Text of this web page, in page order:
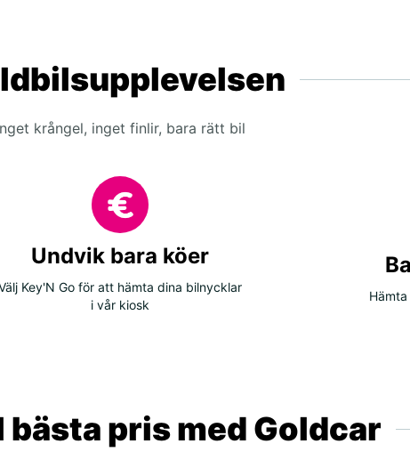
krångel, inget finlir, bara rätt bil
Undvik bara köer
Key'N Go för att hämta dina bilnycklar
i vår kiosk
pris med Goldcar